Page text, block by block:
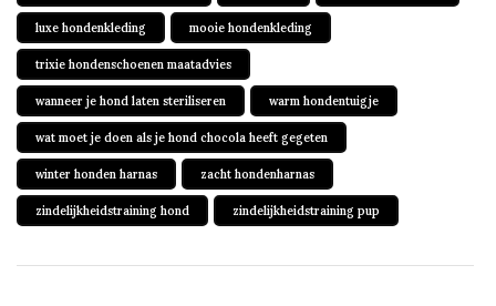
luxe hondenkleding mooie hondenkleding
trixie hondenschoenen maatadvies
wanneer je hond laten steriliseren warm hondentuigje
wat moet je doen als je hond chocola heeft gegeten
winter honden harnas zacht hondenharnas
zindelijkheidstraining hond zindelijkheidstraining pup